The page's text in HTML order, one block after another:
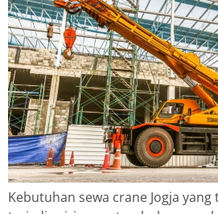
Kebutuhan sewa crane Jogja